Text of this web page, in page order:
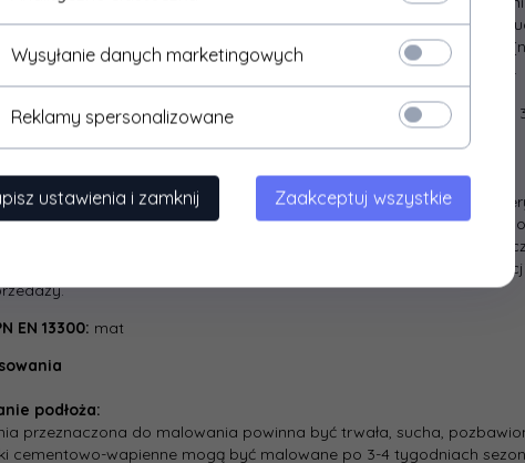
podłożem różnych przedmiotów np. kurtka, teczka; opary (np. w
szorowanie szczotką na mokro i mycie według normy PN-­C-­81913
­czyszczących w tym zawierających chlor lub wybielacze).
lub inny naturalny, sznurkowy (długość włosia 10­-19 mm).
powłoki w temp.23±2 st. C, przy wilgotności wzgl. 50±5%, stopień
na wybranych próbkach dezynfektantów.
Sniezka SA, Al. Jana Pawła II 23, 00­854 Warszawa. Czas trwania i
daty zakupu, terytorium Polski. W razie stwierdzenia braku
za zakupiony Produkt. Gwarancja nie wyłącza, nie
z przepisów o rękojmi za wady rzeczy sprzedanej. Warunki
EN 13300: mat
podłoża:
przeznaczona do malowania powinna być trwała, sucha,
cementowo-wapienne mogą być malowane po 3-4 tygodniach
Wysyłanie danych marketingowych
Reklamy spersonalizowane
ustawienia i zamknij Zaakceptuj wszystkie